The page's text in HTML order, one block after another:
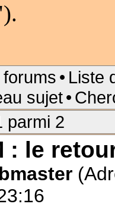
• Liste
sujet•
parmi 2
: le